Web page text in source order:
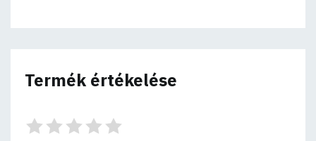
Termék értékelése